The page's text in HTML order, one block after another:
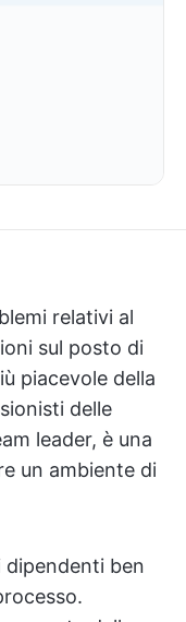
relativi al
sul posto di
piacevole della
delle
leader, è una
un ambiente di
dipendenti ben